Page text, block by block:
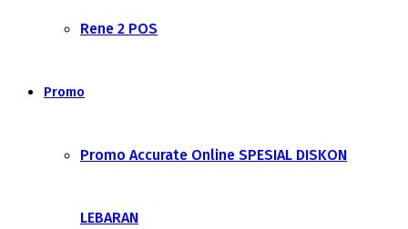
Rene 2 POS
Promo
Promo Accurate Online SPESIAL DISKON
LEBARAN